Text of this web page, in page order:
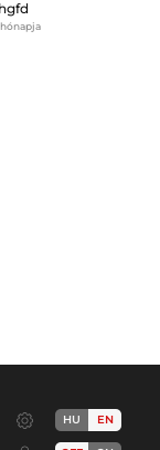
hónapja
HU EN